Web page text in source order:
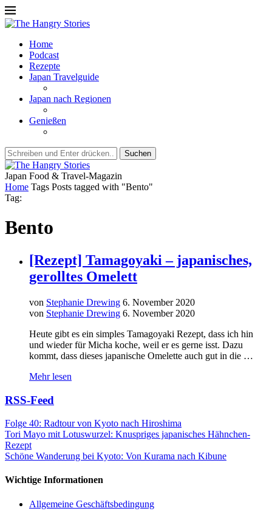
Home
Podcast
Rezepte
Japan Travelguide
Japan nach Regionen
Genießen
Suchen
Japan Food & Travel-Magazin
Home Tags Posts tagged with "Bento"
Tag:
Bento
[Rezept] Tamagoyaki – japanisches,
gerolltes Omelett
von Stephanie Drewing 6. November 2020
von Stephanie Drewing 6. November 2020
Heute gibt es ein simples Tamagoyaki Rezept, dass ich hin
und wieder für Micha koche, weil er es gerne isst. Dazu
kommt, dass dieses japanische Omelette auch gut in die …
Mehr lesen
RSS-Feed
Folge 40: Radtour von Kyoto nach Hiroshima
Tori Mayo mit Lotuswurzel: Knuspriges japanisches Hähnchen-
Rezept
Schöne Wanderung bei Kyoto: Von Kurama nach Kibune
Wichtige Informationen
Allgemeine Geschäftsbedingung